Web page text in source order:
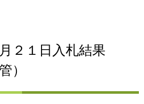
２１日入札結果
）